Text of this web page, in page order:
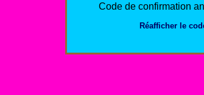
Code de confirmation
Réafficher le